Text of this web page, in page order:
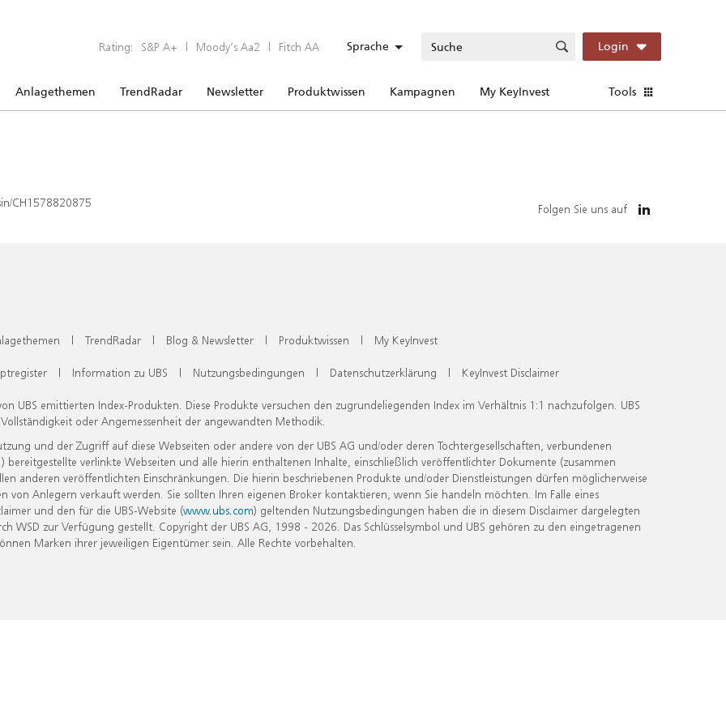
Rating: S&P A+ | Moody’s Aa2 | Fitch AA Sprache Login
Anlagethemen TrendRadar Newsletter Produktwissen Kampagnen My KeyInvest Tools
CH1578820875 Folgen Sie uns auf
| TrendRadar | Blog & Newsletter | Produktwissen | My KeyInvest
| Information zu UBS | Nutzungsbedingungen | Datenschutzerklärung | KeyInvest Disclaimer
UBS emittierten Index-Produkten. Diese Produkte versuchen den zugrundeliegenden Index im Verhältnis 1:1 nachzufolgen. UBS
oder Angemessenheit der angewandten Methodik.
und der Zugriff auf diese Webseiten oder andere von der UBS AG und/oder deren Tochtergesellschaften, verbundenen
verlinkte Webseiten und alle hierin enthaltenen Inhalte, einschließlich veröffentlichter Dokumente (zusammen
anderen veröffentlichten Einschränkungen. Die hierin beschriebenen Produkte und/oder Dienstleistungen dürfen möglicherweise
Anlegern verkauft werden. Sie sollten Ihren eigenen Broker kontaktieren, wenn Sie handeln möchten. Im Falle eines
und den für die UBS-Website (www.ubs.com) geltenden Nutzungsbedingungen haben die in diesem Disclaimer dargelegten
zur Verfügung gestellt. Copyright der UBS AG, 1998 - 2026. Das Schlüsselsymbol und UBS gehören zu den eingetragenen
Marken ihrer jeweiligen Eigentümer sein. Alle Rechte vorbehalten.